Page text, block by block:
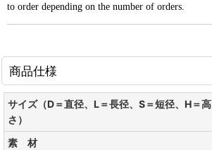
to order depending on the number of orders.
商品仕様
サイズ（D＝直径、L＝長径、S＝短径、H＝高
さ）
素 材